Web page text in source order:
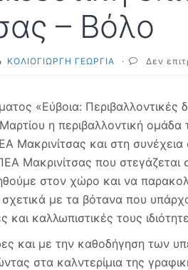
– Βόλο
ΚΟΛΙΟΓΙΩΡΓΗ ΓΕΩΡΓΙΑ · Δεν
«Εύβοια: Περιβαλλοντικές
η περιβαλλοντική ομάδα
Μακρινίτσας και στη συνέχεια
Μακρινίτσας που στεγάζεται
στον χώρο και να
με τα βότανα που
καλλωπιστικές τους
και με την καθοδήγηση των
στα καλντερίμια της